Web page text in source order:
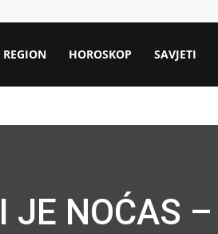
REGION HOROSKOP SAVJETI
JE NOĆAS –